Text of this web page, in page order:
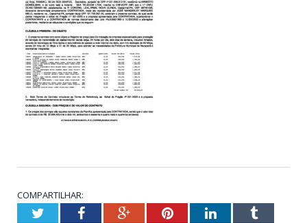
COMPARTILHAR:
TwitterFacebookGoogle+PinterestLinkedInTumblr